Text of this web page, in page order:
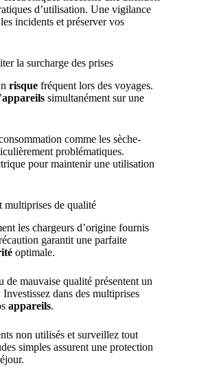
d’utilisation. Une vigilance
incidents et préserver vos
la surcharge des prises
risque fréquent lors des voyages.
appareils simultanément sur une
comme les sèche-
problématiques.
pour maintenir une utilisation
multiprises de qualité
les chargeurs d’origine fournis
garantit une parfaite
optimale.
de mauvaise qualité présentent un
dans des multiprises
appareils.
non utilisés et surveillez tout
simples assurent une protection